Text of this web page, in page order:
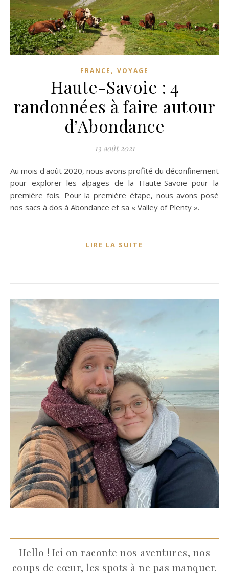
FRANCE , VOYAGE
Haute-Savoie : 4
randonnées à faire autour
d’Abondance
13 août 2021
Au mois d'août 2020, nous avons profité du déconfinement
pour explorer les alpages de la Haute-Savoie pour la
première fois. Pour la première étape, nous avons posé
nos sacs à dos à Abondance et sa « Valley of Plenty ».
LIRE LA SUITE
Hello ! Ici on raconte nos aventures, nos
coups de cœur, les spots à ne pas manquer.